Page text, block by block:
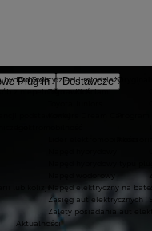
Plug-in
Dostawcze
hybryd Toyoty
z niepełnosprawnościami
Kluby dla dzieci i młodzieży
Toyota Kids
Napęd elektryczny na
Zasięg aut elektrycznych
Zalety posiadania aut
Aktualności